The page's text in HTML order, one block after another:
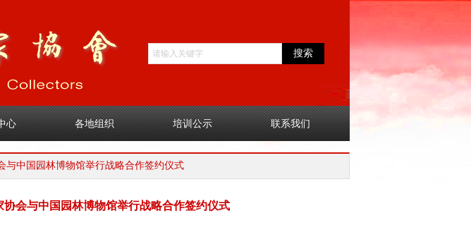
与中国园林博物馆举行战略合作签约仪式
搜索
心 各地组织 培训公示 联系我们
协会与中国园林博物馆举行战略合作签约仪式